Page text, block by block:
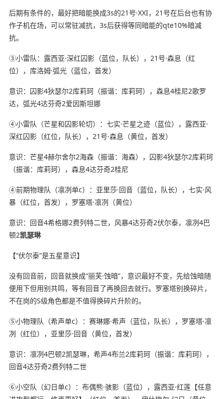
后期有条件的，最好把暗能换成3s的21号·XXI，21号在后台也有协
作子机在场，可以常驻减抗，3s后获得等同暗能的qte10%暗减
抗。
③小雷队：露西亚·深红囚影（蓝位，队长），21号·森息（红
位），库洛姆·弧光（蓝位，首发）
意识：囚影4狄瑟尔2库莉珂（振谐：库莉珂），森息4桂尼2歌罗
达，弧光4达芬奇2爱因斯坦娜
④小雷队（芒星和囚影轮切）：七实·芒星之迹（蓝位），露西亚·
深红囚影（红位，队长），21号·森息（黄位，首发）
意识：芒星4赫尔舍尔2海森（振谐：海森），囚影4狄瑟尔2库莉珂
（振谐：库莉珂），森息4达芬奇2桂尼
④前期物理队（凛冽单c）：亚里莎·回音（蓝位，队长），七实·风
暴（红位，首发），罗塞塔·凛冽（黄位）
意识：回音4希格娜2费列特二世，风暴4达芬奇2伏尔泰，凛冽4巴
顿2凯瑟琳
【“伏尔泰”是五星意识】
没有回音前，回音就换成“丽芙·蚀暗”，意识最好不变，先给蚀暗随
便用下但用别共鸣，等有回音了再换回去就行。罗塞塔别换碎片，
不在岗的S级角色都是不值得换碎片升阶的。
⑤小物理队（希声单c）：赛琳娜·希声（蓝位，队长），罗塞塔·凛
冽（红位），亚里莎·回音（黄位，首发）
意识：凛冽4巴顿2凯瑟琳，希声4布兰2库莉珂（振谐：库莉珂），
回音4达芬奇2费列特二世
⑥小空队（幻日单c）：布偶熊·骇影（蓝位），露西亚·红莲【任意